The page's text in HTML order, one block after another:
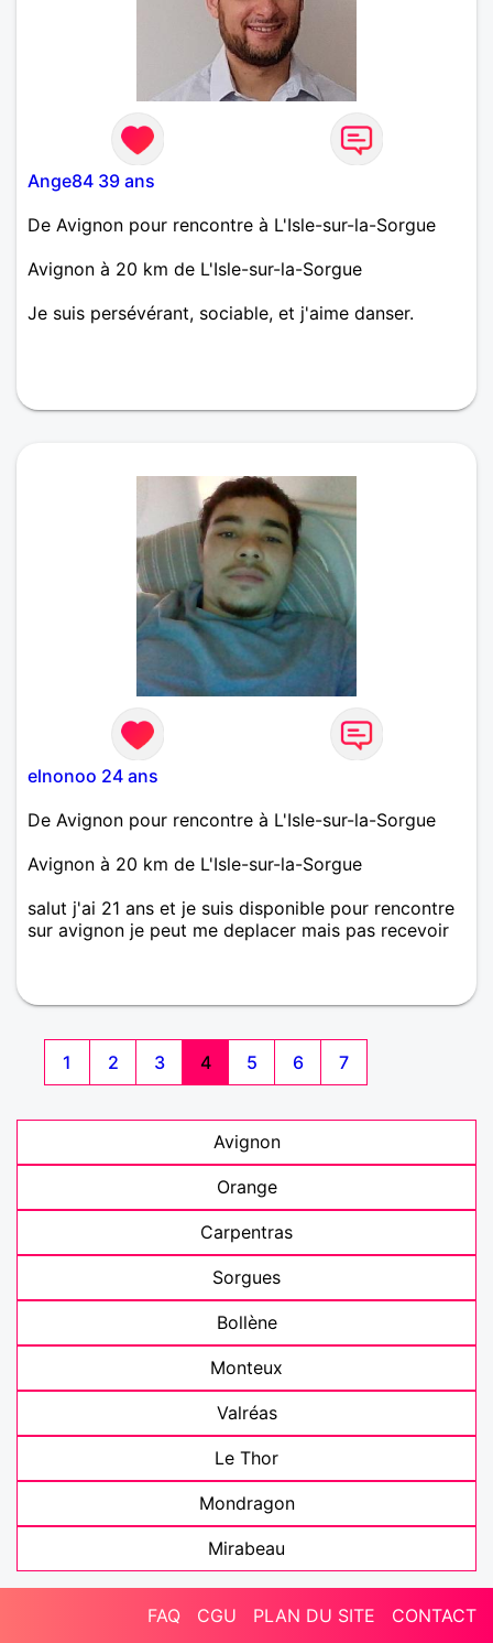
Ange84 39 ans
De Avignon pour rencontre à L'Isle-sur-la-Sorgue
Avignon à 20 km de L'Isle-sur-la-Sorgue
Je suis persévérant, sociable, et j'aime danser.
elnonoo 24 ans
De Avignon pour rencontre à L'Isle-sur-la-Sorgue
Avignon à 20 km de L'Isle-sur-la-Sorgue
salut j'ai 21 ans et je suis disponible pour rencontre
sur avignon je peut me deplacer mais pas recevoir
1 2 3 4 5 6 7
Avignon
Orange
Carpentras
Sorgues
Bollène
Monteux
Valréas
Le Thor
Mondragon
Mirabeau
FAQ CGU PLAN DU SITE CONTACT